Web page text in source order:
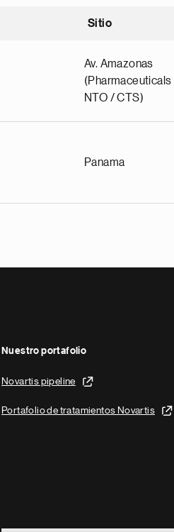
Sitio
Av. Amazonas
NTO / CTS)
Panama
Nuestro portafolio
Novartis pipeline
Portafolio de tratamientos Novartis